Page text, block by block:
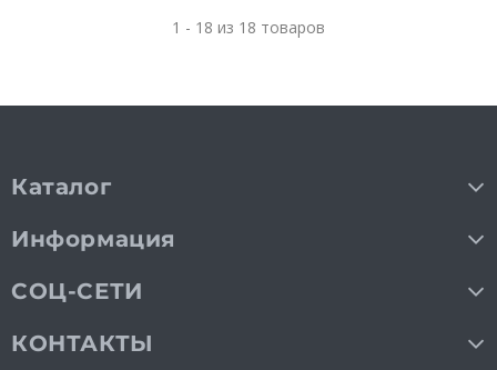
1 - 18 из 18 товаров
Каталог
Информация
СОЦ-СЕТИ
КОНТАКТЫ